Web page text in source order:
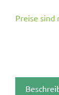
Preise sind